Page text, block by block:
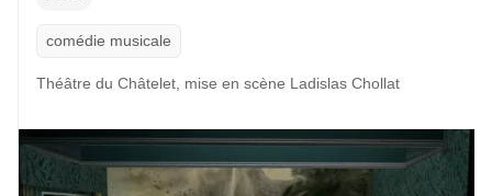
comédie musicale
Théâtre du Châtelet, mise en scène Ladislas Chollat